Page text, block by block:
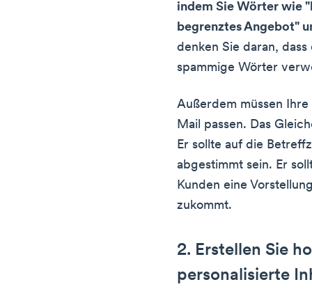
indem Sie Wörter wie
begrenztes Angebot"
denken Sie daran,
spammige Wörter
Außerdem müssen
Mail passen. Das
Er sollte auf die
abgestimmt sein. Er
Kunden eine
zukommt.
2. Erstellen Sie
personalisierte